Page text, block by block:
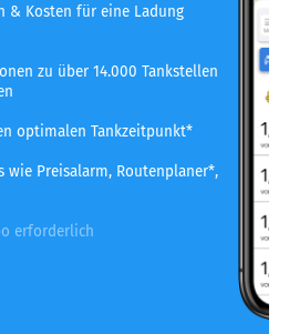
& Kosten für eine Ladung
zu über 14.000 Tankstellen
optimalen Tankzeitpunkt*
wie Preisalarm, Routenplaner*,
erforderlich